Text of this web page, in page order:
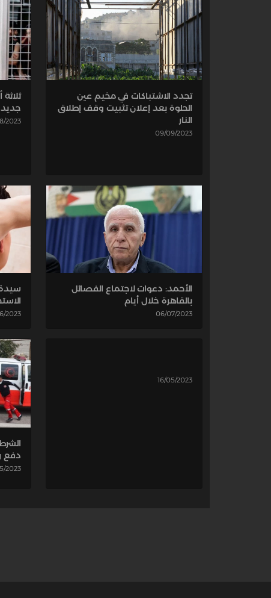
تجدد الاشتباكات في مخيم عين
الحلوة بعد إعلان تثبيت وقف إطلاق
النار
09/09/2023
2023
الأحمد: دعوات لاجتماع الفصائل
بالقاهرة خلال أيام
06/07/2023
2023
16/05/2023
دفع
2023